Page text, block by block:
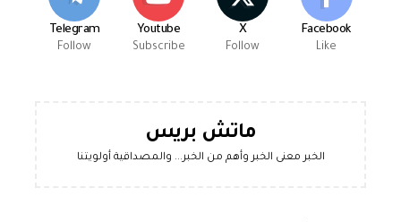
Facebook
Like
X
Follow
Youtube
Subscribe
Telegram
Follow
ماتش بريس
الخبر معنى الخبر وأهم من الخبر... والمصداقية أولويتنا